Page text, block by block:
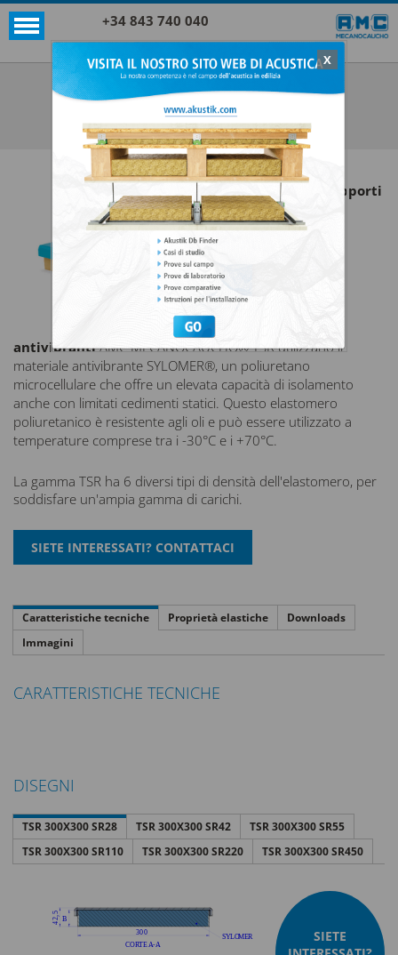
+34 843 740 040
X
SUPPORTI AKUSTIK+SYLOMER®
TSR 300X300
VEDI TUTTO SUPPORTI AKUSTIK+SYLOMER®
supporti
antivibrantiAMC MECANOCAUCHO® TSR utilizzano il
materiale antivibrante SYLOMER®, un poliuretano
microcellulare che offre un elevata capacità di isolamento
anche con limitati cedimenti statici. Questo elastomero
poliuretanico è resistente agli oli e può essere utilizzato a
temperature comprese tra i -30°C e i +70°C.
La gamma TSR ha 6 diversi tipi di densità dell'elastomero, per
soddisfare un'ampia gamma di carichi.
Caratteristiche tecniche Proprietà elastiche
Downloads
Immagini
CARATTERISTICHE TECNICHE
DISEGNI
TSR 300X300 SR28 TSR 300X300 SR42
TSR 300X300 SR55
TSR 300X300 SR110
TSR 300X300 SR220 TSR 300X300 SR450
SIETE